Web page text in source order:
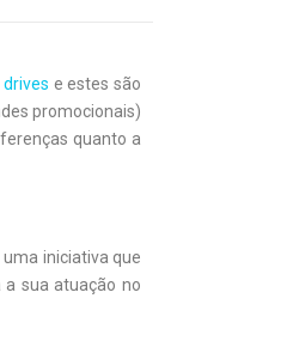
e estes são
promocionais)
quanto a
iniciativa que
sua atuação no